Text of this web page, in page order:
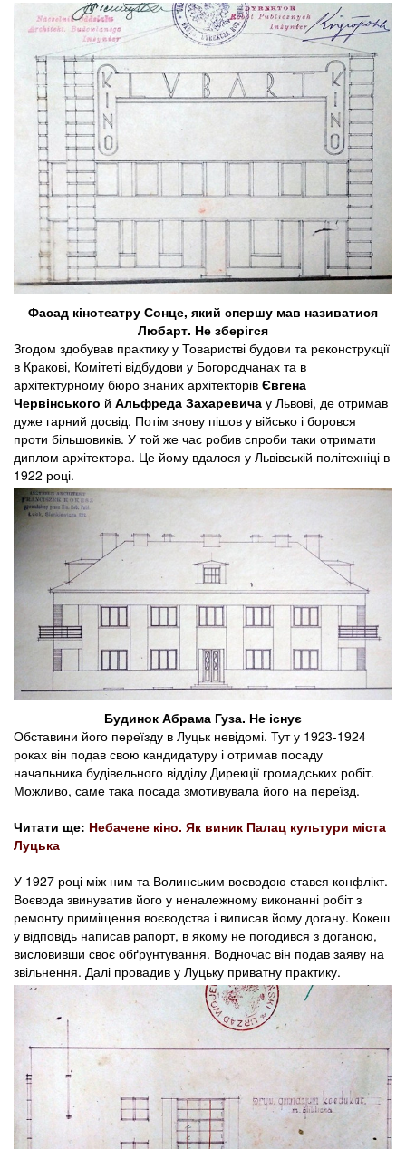
Фасад кінотеатру Сонце, який спершу мав називатися
Любарт. Не зберігся
Згодом здобував практику у Товаристві будови та реконструкції
в Кракові, Комітеті відбудови у Богородчанах та в
архітектурному бюро знаних архітекторів Євгена
Червінського й Альфреда Захаревича у Львові, де отримав
дуже гарний досвід. Потім знову пішов у військо і боровся
проти більшовиків. У той же час робив спроби таки отримати
диплом архітектора. Це йому вдалося у Львівській політехніці в
1922 році.
Будинок Абрама Гуза. Не існує
Обставини його переїзду в Луцьк невідомі. Тут у 1923-1924
роках він подав свою кандидатуру і отримав посаду
начальника будівельного відділу Дирекції громадських робіт.
Можливо, саме така посада змотивувала його на переїзд.
Читати ще: Небачене кіно. Як виник Палац культури міста
Луцька
У 1927 році між ним та Волинським воєводою стався конфлікт.
Воєвода звинуватив його у неналежному виконанні робіт з
ремонту приміщення воєводства і виписав йому догану. Кокеш
у відповідь написав рапорт, в якому не погодився з доганою,
висловивши своє обґрунтування. Водночас він подав заяву на
звільнення. Далі провадив у Луцьку приватну практику.